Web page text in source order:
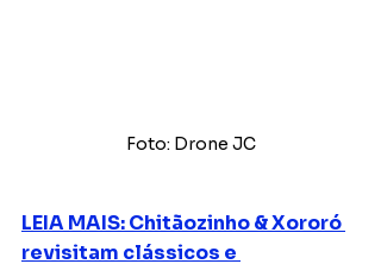
Foto: Drone JC
LEIA MAIS: Chitãozinho & Xororó
revisitam clássicos e